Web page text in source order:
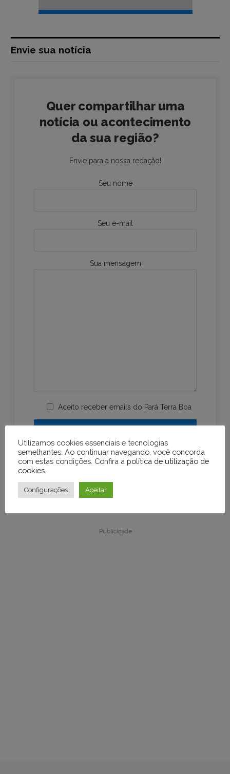
Envie sua notícia
Quer compartilhar uma
notícia ou acontecimento
da sua região?
Envie para a nossa redação!
Seu nome
Seu e-mail
Sua mensagem
Aceito receber emails do Pará Terra Boa
Publicidade
Publicidade
Utilizamos cookies essenciais e tecnologias
semelhantes. Ao continuar navegando, você concorda
com estas condições. Confira a política de utilização de
cookies
Configurações Aceitar